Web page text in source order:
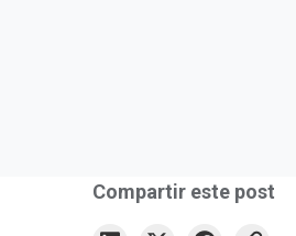
Compartir este post